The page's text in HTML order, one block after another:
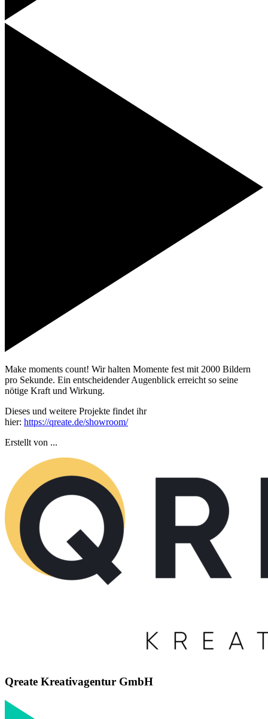
Make moments count! Wir halten Momente fest mit 2000 Bildern
pro Sekunde. Ein entscheidender Augenblick erreicht so seine
nötige Kraft und Wirkung.
Dieses und weitere Projekte findet ihr
hier: https://qreate.de/showroom/
Erstellt von ...
Qreate Kreativagentur GmbH